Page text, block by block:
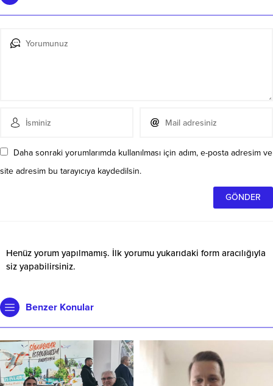
Daha sonraki yorumlarımda kullanılması için adım, e-posta adresim ve
site adresim bu tarayıcıya kaydedilsin.
Henüz yorum yapılmamış. İlk yorumu yukarıdaki form aracılığıyla
siz yapabilirsiniz.
Benzer Konular